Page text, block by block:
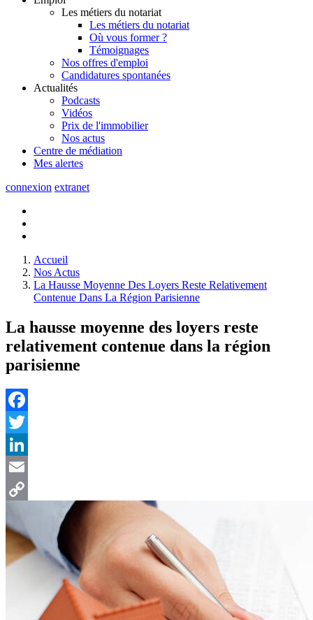
Les métiers du notariat
Les métiers du notariat
Où vous former ?
Témoignages
Nos offres d'emploi
Candidatures spontanées
Actualités
Podcasts
Vidéos
Prix de l'immobilier
Nos actus
Centre de médiation
Mes alertes
connexion extranet
Accueil
Nos Actus
La Hausse Moyenne Des Loyers Reste Relativement
Contenue Dans La Région Parisienne
La hausse moyenne des loyers reste
relativement contenue dans la région
parisienne
Facebook
Twitter
LinkedIn
Email
Link